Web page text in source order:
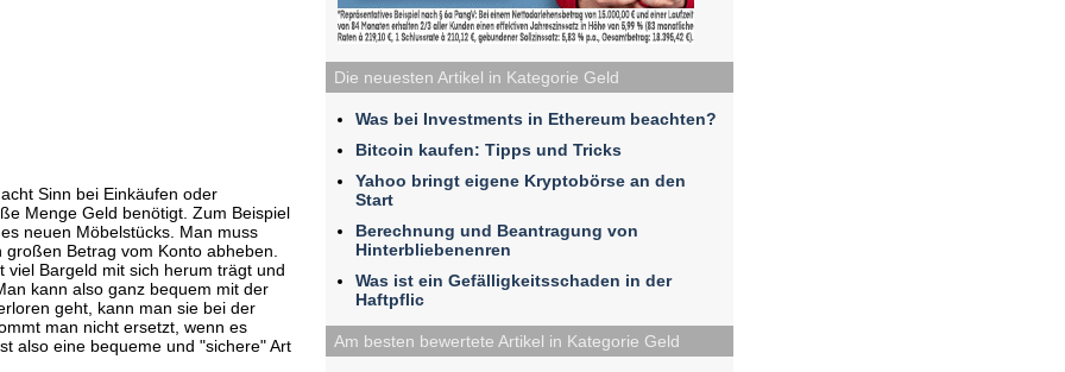
Sinn bei Einkäufen oder
Menge Geld benötigt. Zum Beispiel
neuen Möbelstücks. Man muss
Betrag vom Konto abheben.
Bargeld mit sich herum trägt und
kann also ganz bequem mit der
geht, kann man sie bei der
man nicht ersetzt, wenn es
also eine bequeme und "sichere" Art
Die neuesten Artikel in Kategorie Geld
Was bei Investments in Ethereum beachten?
Bitcoin kaufen: Tipps und Tricks
Yahoo bringt eigene Kryptobörse an den
Start
Berechnung und Beantragung von
Hinterbliebenenren
Was ist ein Gefälligkeitsschaden in der
Haftpflic
Am besten bewertete Artikel in Kategorie Geld